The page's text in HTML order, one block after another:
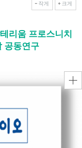
작게 크게
리움 프로스니치
공동연구